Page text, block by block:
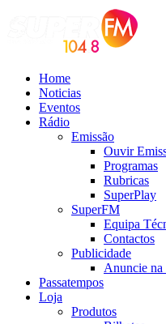
Home
Noticias
Eventos
Rádio
Emissão
Ouvir
Programas
Rubricas
SuperPlay
SuperFM
Equipa
Contactos
Publicidade
Anuncie
Passatempos
Loja
Produtos